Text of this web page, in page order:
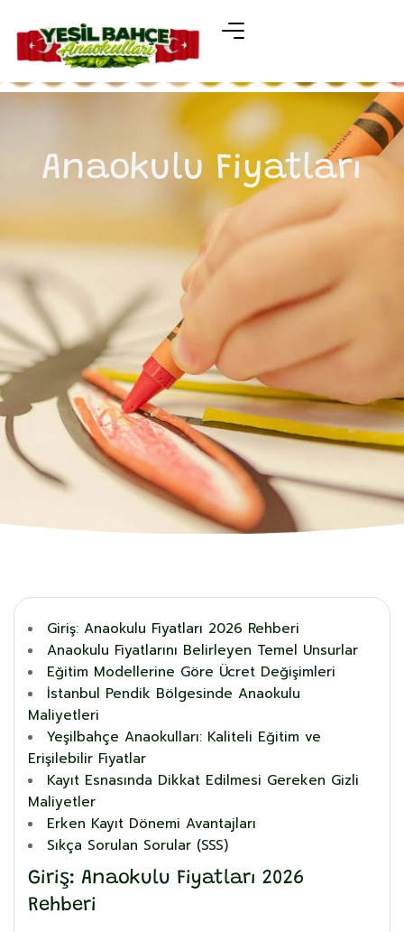
Anaokulu Fiyatları
Giriş: Anaokulu Fiyatları 2026 Rehberi
Anaokulu Fiyatlarını Belirleyen Temel Unsurlar
Eğitim Modellerine Göre Ücret Değişimleri
İstanbul Pendik Bölgesinde Anaokulu
Maliyetleri
Yeşilbahçe Anaokulları: Kaliteli Eğitim ve
Erişilebilir Fiyatlar
Kayıt Esnasında Dikkat Edilmesi Gereken Gizli
Maliyetler
Erken Kayıt Dönemi Avantajları
Sıkça Sorulan Sorular (SSS)
Giriş: Anaokulu Fiyatları 2026
Rehberi